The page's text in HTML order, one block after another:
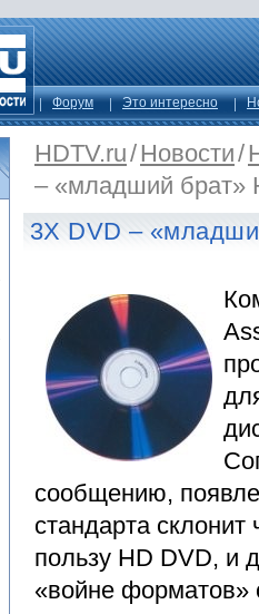
Форум Это интересно
HDTV.ru/Новости/
– «младший брат»
3X DVD –
сообщению,
стандарта
пользу HD DVD, и
«войне форматов»